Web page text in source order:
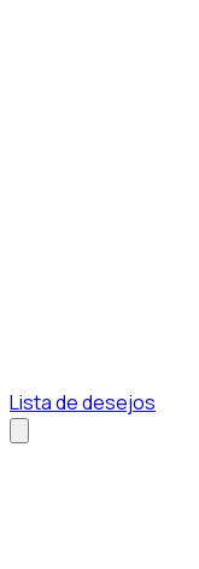
Lista de desejos